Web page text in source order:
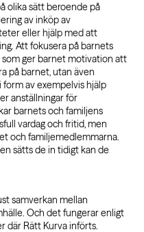
olika sätt beroende på
av inköp av
eller hjälp med att
Att fokusera på barnets
ger barnet motivation att
på barnet, utan även
form av exempelvis hjälp
anställningar för
barnets och familjens
vardag och fritid, men
och familjemedlemmarna.
sätts de in tidigt kan de
samverkan mellan
Och det fungerar enligt
där Rätt Kurva införts.